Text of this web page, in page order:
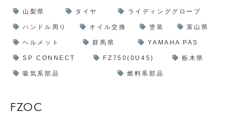
山梨県 タイヤ ライディンググローブ
ハンドル周り オイル交換 塗装 富山県
ヘルメット 群馬県 YAMAHA PAS
SP CONNECT FZ750(0U45) 栃木県
吸気系部品 燃料系部品
FZOC